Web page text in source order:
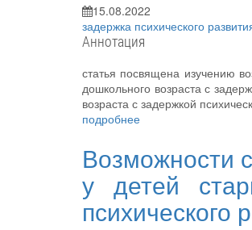
15.08.2022
задержка психического
Аннотация
статья посвящена изучению
дошкольного возраста с
возраста с задержкой
подробнее
Возможности
у детей
психического